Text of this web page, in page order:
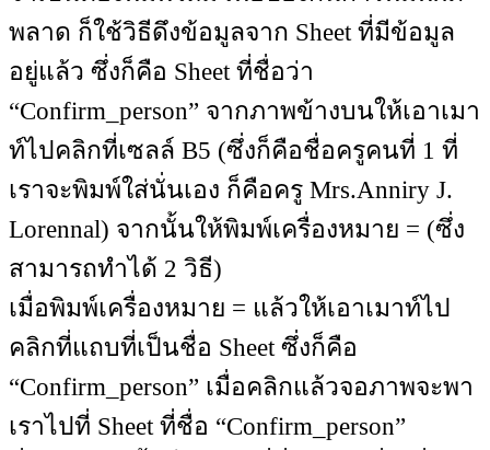
พลาด ก็ใช้วิธีดึงข้อมูลจาก Sheet ที่มีข้อมูล
อยู่แล้ว ซึ่งก็คือ Sheet ที่ชื่อว่า
“Confirm_person” จากภาพข้างบนให้เอาเมา
ท์ไปคลิกที่เซลล์ B5 (ซึ่งก็คือชื่อครูคนที่ 1 ที่
เราจะพิมพ์ใส่นั่นเอง ก็คือครู Mrs.Anniry J.
Lorennal) จากนั้นให้พิมพ์เครื่องหมาย = (ซึ่ง
สามารถทำได้ 2 วิธี)
เมื่อพิมพ์เครื่องหมาย = แล้วให้เอาเมาท์ไป
คลิกที่แถบที่เป็นชื่อ Sheet ซึ่งก็คือ
“Confirm_person” เมื่อคลิกแล้วจอภาพจะพา
เราไปที่ Sheet ที่ชื่อ “Confirm_person”